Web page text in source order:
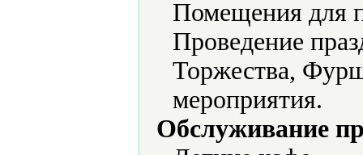
Помещения для
Проведение
Торжества,
мероприятия.
Обслуживание